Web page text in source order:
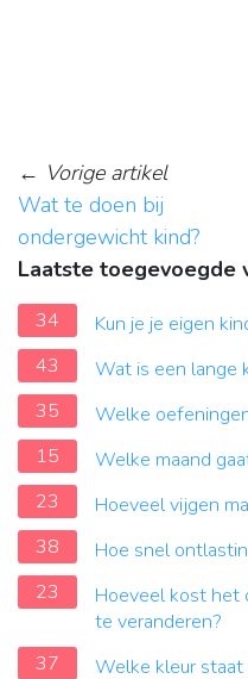
← Vorige artikel
Wat te doen bij
ondergewicht kind?
Laatste toegevoegde
34
Kun je je eigen
43
Wat is een lange
35
Welke
15
Welke maand
23
Hoeveel vijgen
38
Hoe snel
23
Hoeveel kost het
te veranderen?
37
Welke kleur staat